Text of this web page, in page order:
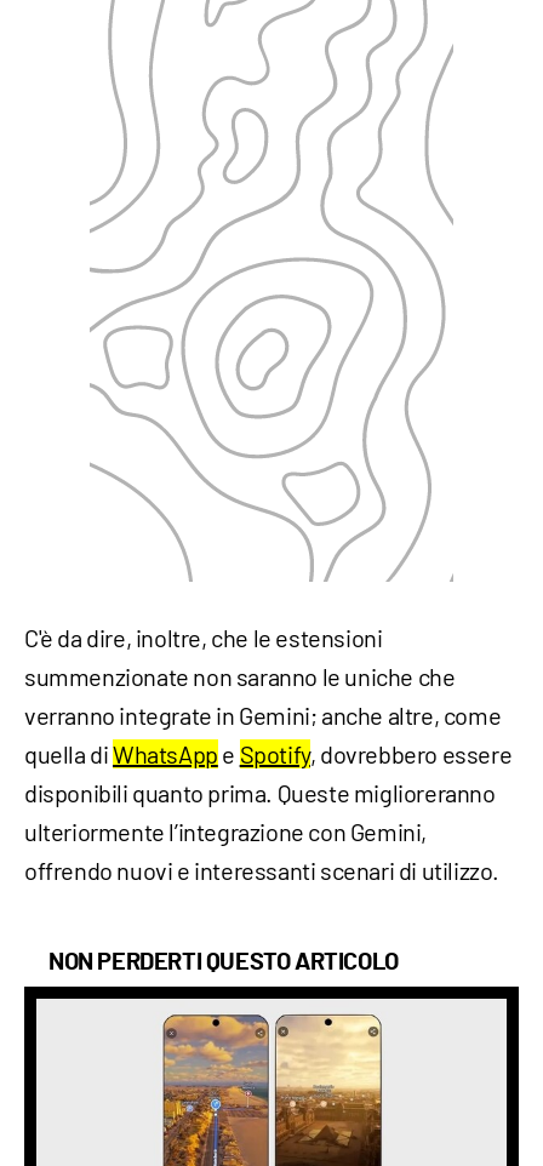
C'è da dire, inoltre, che le estensioni
summenzionate non saranno le uniche che
verranno integrate in Gemini; anche altre, come
quella diWhatsApp e Spotify, dovrebbero essere
disponibili quanto prima. Queste miglioreranno
ulteriormente l’integrazione con Gemini,
offrendo nuovi e interessanti scenari di utilizzo.
NON PERDERTI QUESTO ARTICOLO